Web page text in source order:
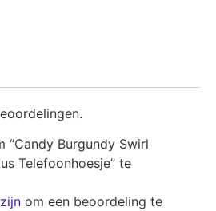
“Candy Burgundy Swirl
Telefoonhoesje” te
om een beoordeling te